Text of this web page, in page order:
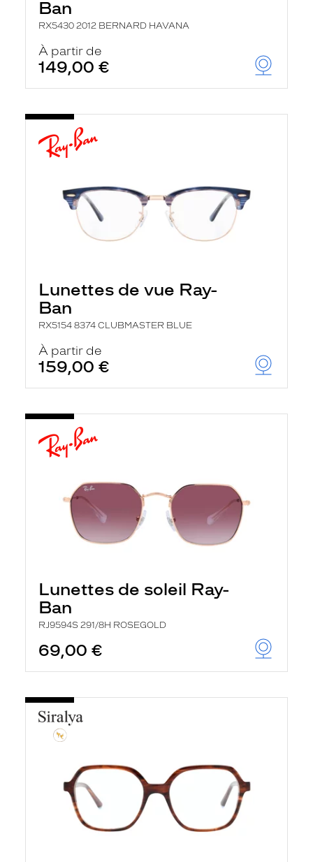
Ban
RX5430 2012 BERNARD HAVANA
À partir de
149,00 €
Lunettes de vue Ray-
Ban
RX5154 8374 CLUBMASTER BLUE
À partir de
159,00 €
Lunettes de soleil Ray-
Ban
RJ9594S 291/8H ROSEGOLD
69,00 €